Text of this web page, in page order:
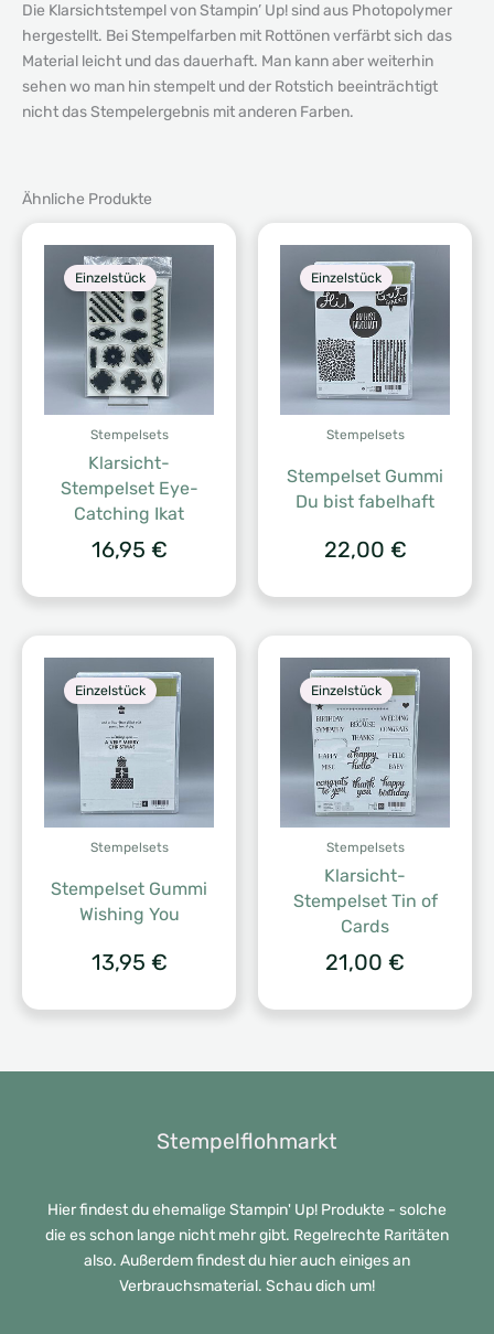
Die Klarsichtstempel von Stampin’ Up! sind aus Photopolymer
hergestellt. Bei Stempelfarben mit Rottönen verfärbt sich das
Material leicht und das dauerhaft. Man kann aber weiterhin
sehen wo man hin stempelt und der Rotstich beeinträchtigt
nicht das Stempelergebnis mit anderen Farben.
Ähnliche Produkte
Einzelstück
Stempelsets
Klarsicht-
Stempelset Eye-
Catching Ikat
16,95 €
Einzelstück
Stempelsets
Stempelset Gummi
Du bist fabelhaft
22,00 €
Einzelstück
Stempelsets
Stempelset Gummi
Wishing You
13,95 €
Einzelstück
Stempelsets
Klarsicht-
Stempelset Tin of
Cards
21,00 €
Stempelflohmarkt
Hier findest du ehemalige Stampin' Up! Produkte - solche
die es schon lange nicht mehr gibt. Regelrechte Raritäten
also. Außerdem findest du hier auch einiges an
Verbrauchsmaterial. Schau dich um!